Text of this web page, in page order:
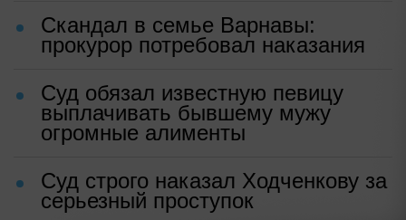
Скандал в семье Варнавы:
прокурор потребовал наказания
Суд обязал известную певицу
выплачивать бывшему мужу
огромные алименты
Суд строго наказал Ходченкову за
серьезный проступок